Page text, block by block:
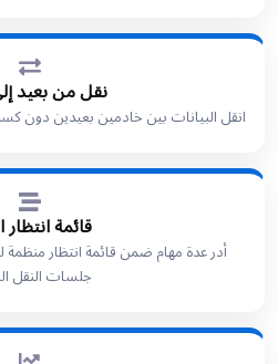
نقل من بعيد
انقل البيانات بين خادمين بعيدين دون
قائمة انتظار
أدر عدة مهام ضمن قائمة انتظار
جلسات النقل